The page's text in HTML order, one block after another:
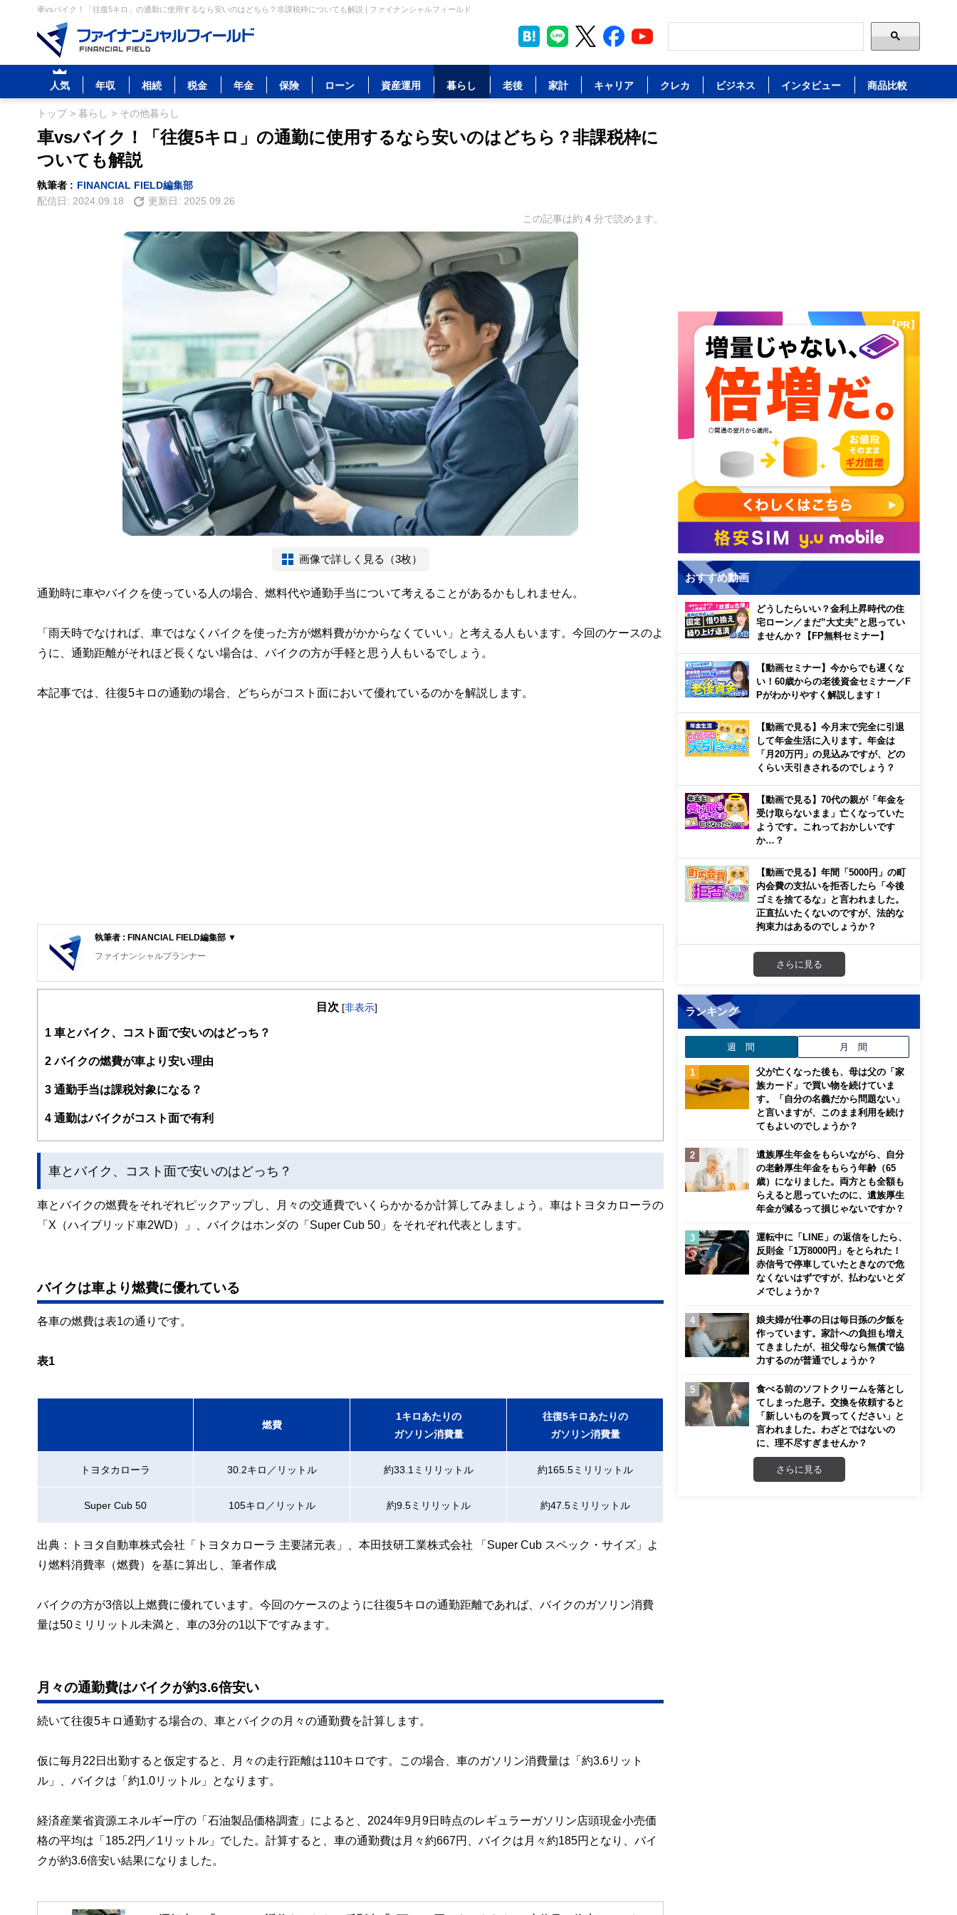
車vsバイク！「往復5キロ」の通勤に使用するなら安いのはどちら？非課税枠についても解説 | ファイナンシャルフィールド
人気 年収 相続 税金 年金 保険 ローン 資産運用 暮らし 老後 家計 キャリア クレカ ビジネス インタビュー 商品比較
トップ> 暮らし > その他暮らし
車vsバイク！「往復5キロ」の通勤に使用するなら安いのはどちら？非課税枠に
ついても解説
執筆者 : FINANCIAL FIELD編集部
配信日: 2024.09.18 更新日: 2025.09.26
この記事は約 4 分で読めます。
画像で詳しく見る（3枚）
通勤時に車やバイクを使っている人の場合、燃料代や通勤手当について考えることがあるかもしれません。
「雨天時でなければ、車ではなくバイクを使った方が燃料費がかからなくていい」と考える人もいます。今回のケースのよ
うに、通勤距離がそれほど長くない場合は、バイクの方が手軽と思う人もいるでしょう。
本記事では、往復5キロの通勤の場合、どちらがコスト面において優れているのかを解説します。
執筆者 : FINANCIAL FIELD編集部 ▼
ファイナンシャルプランナー
FinancialField編集部は、金融、経済に関する記事を、日々の暮らしにどのような影響を与えるかという視点で、お金の知識がない方でも理解でき
案から記事掲載まですべての工程に関わることで、読者目線のコンテンツを追求しています。
FinancialFieldの特徴は、ファイナンシャルプランナー、弁護士、税理士、宅地建物取引士、相続診断士、住宅ローンアドバイザー、DCプランナ
ー、公認会計士、社会保険労務士、行政書士、投資アナリスト、キャリアコンサルタントなど150名以上の有資格者を執筆者・監修者として迎
と、読み応えのあるコンテンツと確かな情報発信を実現しています。
私たちは、快適でより良い生活のアイデアを提供するお金のコンシェルジュを目指します。
目次 [非表示]
1 車とバイク、コスト面で安いのはどっち？
2 バイクの燃費が車より安い理由
3 通勤手当は課税対象になる？
4 通勤はバイクがコスト面で有利
車とバイク、コスト面で安いのはどっち？
車とバイクの燃費をそれぞれピックアップし、月々の交通費でいくらかかるか計算してみましょう。車はトヨタカローラの
「X（ハイブリッド車2WD）」、バイクはホンダの「Super Cub 50」をそれぞれ代表とします。
バイクは車より燃費に優れている
各車の燃費は表1の通りです。
表1
燃費
1キロあたりの
ガソリン消費量
往復5キロあたりの
ガソリン消費量
トヨタカローラ 30.2キロ／リットル 約33.1ミリリットル 約165.5ミリリットル
Super Cub 50 105キロ／リットル 約9.5ミリリットル 約47.5ミリリットル
出典：トヨタ自動車株式会社「トヨタカローラ 主要諸元表」、本田技研工業株式会社 「Super Cub スペック・サイズ」よ
り燃料消費率（燃費）を基に算出し、筆者作成
バイクの方が3倍以上燃費に優れています。今回のケースのように往復5キロの通勤距離であれば、バイクのガソリン消費
量は50ミリリットル未満と、車の3分の1以下ですみます。
月々の通勤費はバイクが約3.6倍安い
続いて往復5キロ通勤する場合の、車とバイクの月々の通勤費を計算します。
仮に毎月22日出勤すると仮定すると、月々の走行距離は110キロです。この場合、車のガソリン消費量は「約3.6リット
ル」、バイクは「約1.0リットル」となります。
経済産業省資源エネルギー庁の「石油製品価格調査」によると、2024年9月9日時点のレギュラーガソリン店頭現金小売価
格の平均は「185.2円／1リットル」でした。計算すると、車の通勤費は月々約667円、バイクは月々約185円となり、バイ
クが約3.6倍安い結果になりました。
【PR】
おすすめ動画
どうしたらいい？金利上昇時代の住
宅ローン／まだ”大丈夫”と思ってい
ませんか？【FP無料セミナー】
【動画セミナー】今からでも遅くな
い！60歳からの老後資金セミナー／F
Pがわかりやすく解説します！
【動画で見る】今月末で完全に引退
して年金生活に入ります。年金は
「月20万円」の見込みですが、どの
くらい天引きされるのでしょう？
【動画で見る】70代の親が「年金を
受け取らないまま」亡くなっていた
ようです。これっておかしいです
か…？
【動画で見る】年間「5000円」の町
内会費の支払いを拒否したら「今後
ゴミを捨てるな」と言われました。
正直払いたくないのですが、法的な
拘束力はあるのでしょうか？
さらに見る
ランキング
週 間 月 間
父が亡くなった後も、母は父の「家
族カード」で買い物を続けていま
す。「自分の名義だから問題ない」
と言いますが、このまま利用を続け
てもよいのでしょうか？
遺族厚生年金をもらいながら、自分
の老齢厚生年金をもらう年齢（65
歳）になりました。両方とも全額も
らえると思っていたのに、遺族厚生
年金が減るって損じゃないですか？
運転中に「LINE」の返信をしたら、
反則金「1万8000円」をとられた！
赤信号で停車していたときなので危
なくないはずですが、払わないとダ
メでしょうか？
娘夫婦が仕事の日は毎日孫の夕飯を
作っています。家計への負担も増え
てきましたが、祖父母なら無償で協
力するのが普通でしょうか？
食べる前のソフトクリームを落とし
てしまった息子。交換を依頼すると
「新しいものを買ってください」と
言われました。わざとではないの
に、理不尽すぎませんか？
さらに見る